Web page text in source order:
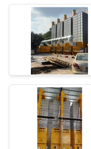
cores